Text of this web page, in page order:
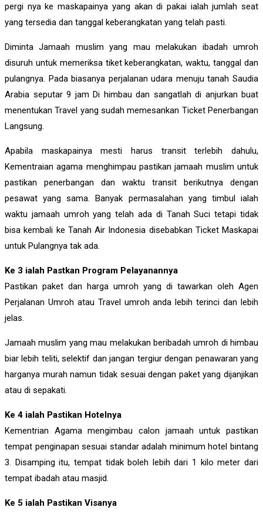
pergi nya ke maskapainya yang akan di pakai ialah jumlah seat
yang tersedia dan tanggal keberangkatan yang telah pasti.
Diminta Jamaah muslim yang mau melakukan ibadah umroh
disuruh untuk memeriksa tiket keberangkatan, waktu, tanggal dan
pulangnya. Pada biasanya perjalanan udara menuju tanah Saudia
Arabia seputar 9 jam Di himbau dan sangatlah di anjurkan buat
menentukan Travel yang sudah memesankan Ticket Penerbangan
Langsung.
Apabila maskapainya mesti harus transit terlebih dahulu,
Kementraian agama menghimpau pastikan jamaah muslim untuk
pastikan penerbangan dan waktu transit berikutnya dengan
pesawat yang sama. Banyak permasalahan yang timbul ialah
waktu jamaah umroh yang telah ada di Tanah Suci tetapi tidak
bisa kembali ke Tanah Air Indonesia disebabkan Ticket Maskapai
untuk Pulangnya tak ada.
Ke 3 ialah Pastkan Program Pelayanannya
Pastikan paket dan harga umroh yang di tawarkan oleh Agen
Perjalanan Umroh atau Travel umroh anda lebih terinci dan lebih
jelas.
Jamaah muslim yang mau melakukan beribadah umroh di himbau
biar lebih teliti, selektif dan jangan tergiur dengan penawaran yang
harganya murah namun tidak sesuai dengan paket yang dijanjikan
atau di sepakati.
Ke 4 ialah Pastikan Hotelnya
Kementrian Agama mengimbau calon jamaah untuk pastikan
tempat penginapan sesuai standar adalah minimum hotel bintang
3. Disamping itu, tempat tidak boleh lebih dari 1 kilo meter dari
tempat ibadah atau masjid.
Ke 5 ialah Pastikan Visanya